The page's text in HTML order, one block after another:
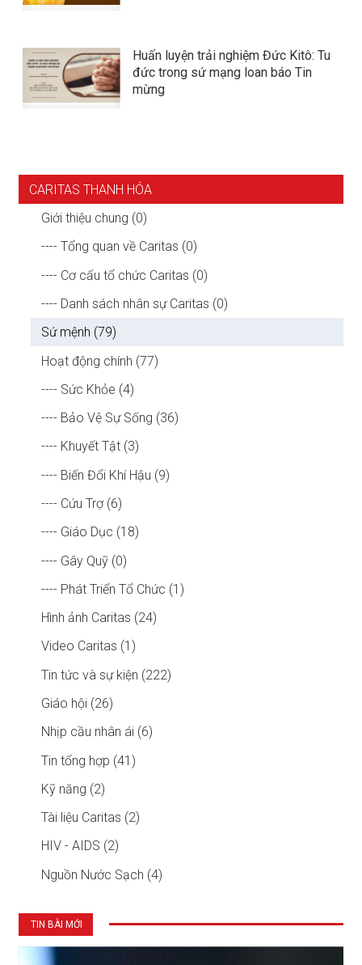
Huấn luyện trải nghiệm Đức Kitô: Tu
đức trong sứ mạng loan báo Tin
mừng
CARITAS THANH HÓA
Giới thiệu chung (0)
---- Tổng quan về Caritas (0)
---- Cơ cấu tổ chức Caritas (0)
---- Danh sách nhân sự Caritas (0)
Sứ mệnh (79)
Hoạt động chính (77)
---- Sức Khỏe (4)
---- Bảo Vệ Sự Sống (36)
---- Khuyết Tật (3)
---- Biến Đổi Khí Hậu (9)
---- Cứu Trợ (6)
---- Giáo Dục (18)
---- Gây Quỹ (0)
---- Phát Triển Tổ Chức (1)
Hình ảnh Caritas (24)
Video Caritas (1)
Tin tức và sự kiện (222)
Giáo hội (26)
Nhịp cầu nhân ái (6)
Tin tổng hợp (41)
Kỹ năng (2)
Tài liệu Caritas (2)
HIV - AIDS (2)
Nguồn Nước Sạch (4)
TIN BÀI MỚI